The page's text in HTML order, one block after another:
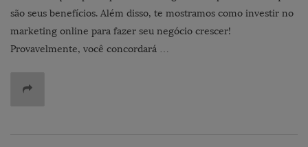
são seus benefícios. Além disso, te mostramos como investir no
marketing online para fazer seu negócio crescer!
Provavelmente, você concordará …